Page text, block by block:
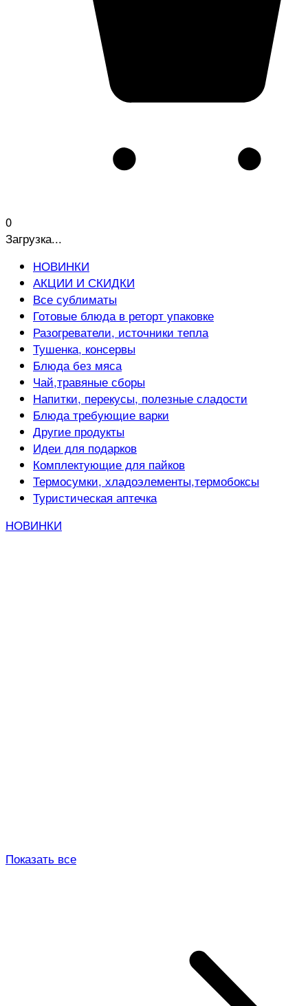
0
Загрузка...
НОВИНКИ
АКЦИИ И СКИДКИ
Все сублиматы
Готовые блюда в реторт упаковке
Разогреватели, источники тепла
Тушенка, консервы
Блюда без мяса
Чай,травяные сборы
Напитки, перекусы, полезные сладости
Блюда требующие варки
Другие продукты
Идеи для подарков
Комплектующие для пайков
Термосумки, хладоэлементы,термобоксы
Туристическая аптечка
НОВИНКИ
Показать все